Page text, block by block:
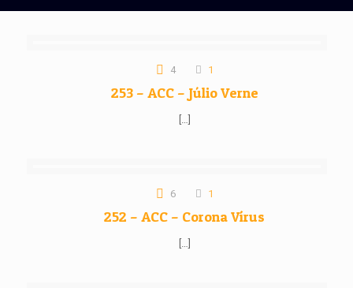
4 1
253 – ACC – Júlio Verne
[…]
6 1
252 – ACC – Corona Vírus
[…]